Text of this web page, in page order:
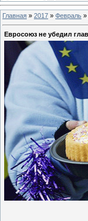
Главная » 2017 » Февраль »
Евросоюз не убедил